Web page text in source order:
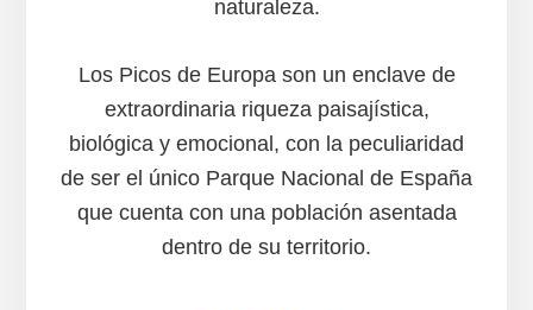
naturaleza.
Los Picos de Europa son un enclave de
extraordinaria riqueza paisajística,
biológica y emocional, con la peculiaridad
de ser el único Parque Nacional de España
que cuenta con una población asentada
dentro de su territorio.